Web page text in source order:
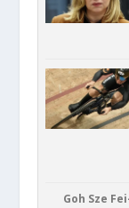
Goh Sze